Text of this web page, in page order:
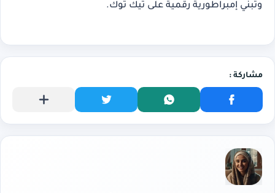
وتبني إمبراطورية رقمية على تيك توك.